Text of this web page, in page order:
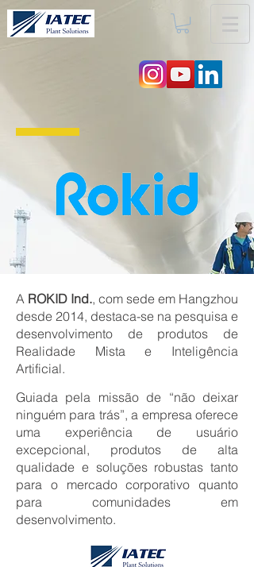
A ROKID Ind., com sede em Hangzhou
desde 2014, destaca-se na pesquisa e
desenvolvimento de produtos de
Realidade Mista e Inteligência
Artificial.
Guiada pela missão de “não deixar
ninguém para trás”, a empresa oferece
uma experiência de usuário
excepcional, produtos de alta
qualidade e soluções robustas tanto
para o mercado corporativo quanto
para comunidades em
desenvolvimento.